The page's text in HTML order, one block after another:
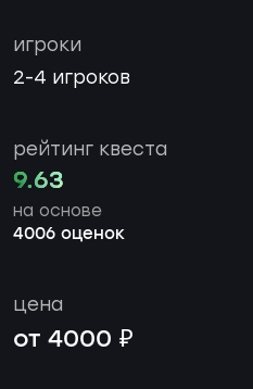
игроки
2-4 игроков
рейтинг квеста
9.63
на основе
4006 оценок
цена
от 4000 ₽